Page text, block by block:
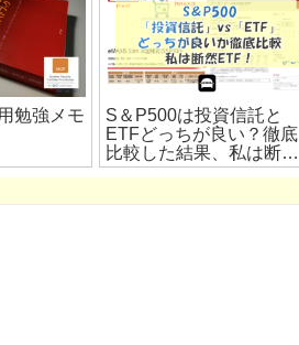
勉強メモ
S＆P500は投資信託と
ETFどっちが良い？徹底
比較した結果、私は断然
ETF！